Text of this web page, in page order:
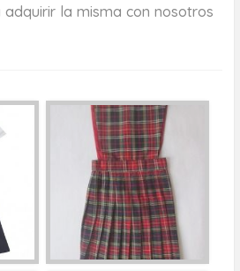
la misma con nosotros